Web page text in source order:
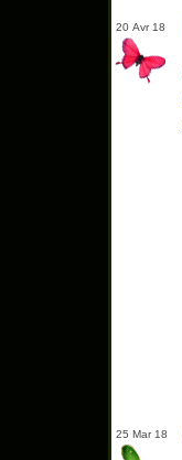
20 Avr 18
25 Mar 18